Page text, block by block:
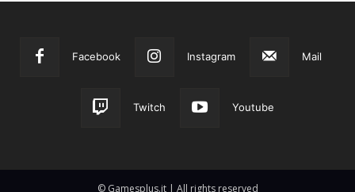
Facebook Instagram Mail
Twitch Youtube
© Gamesplus.it | All rights reserved